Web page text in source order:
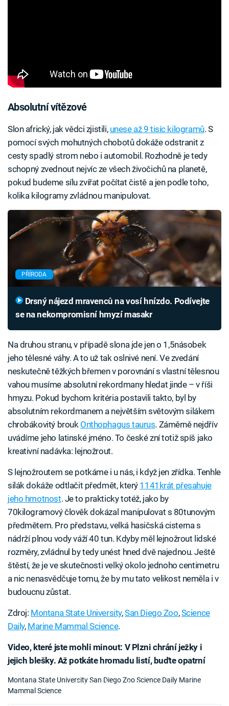
Absolutní vítězové
Slon africký, jak vědci zjistili, unese až 9 tisíc kilogramů. S
pomocí svých mohutných chobotů dokáže odstranit z
cesty spadlý strom nebo i automobil. Rozhodně je tedy
schopný zvednout nejvíc ze všech živočichů na planetě,
pokud budeme sílu zvířat počítat čistě a jen podle toho,
kolika kilogramy zvládnou manipulovat.
PŘÍRODA
se na nekompromisní hmyzí masakr
Na druhou stranu, v případě slona jde jen o 1,5násobek
jeho tělesné váhy. A to už tak oslnivé není. Ve zvedání
neskutečně těžkých břemen v porovnání s vlastní tělesnou
vahou musíme absolutní rekordmany hledat jinde – v říši
hmyzu. Pokud bychom kritéria postavili takto, byl by
absolutním rekordmanem a největším světovým silákem
chrobákovitý brouk Onthophagus taurus. Záměrně nejdřív
uvádíme jeho latinské jméno. To české zní totiž spíš jako
kreativní nadávka: lejnožrout.
S lejnožroutem se potkáme i u nás, i když jen zřídka. Tenhle
silák dokáže odtlačit předmět, který 1141krát přesahuje
jeho hmotnost. Je to prakticky totéž, jako by
70kilogramový člověk dokázal manipulovat s 80tunovým
předmětem. Pro představu, velká hasičská cisterna s
nádrží plnou vody váží 40 tun. Kdyby měl lejnožrout lidské
rozměry, zvládnul by tedy unést hned dvě najednou. Ještě
štěstí, že je ve skutečnosti velký okolo jednoho centimetru
a nic nenasvědčuje tomu, že by mu tato velikost neměla i v
budoucnu zůstat.
Zdroj: Montana State University,San Diego Zoo,Science
Daily, Marine Mammal Science.
Video, které jste mohli minout: V Plzni chrání ježky i
jejich blešky. Až potkáte hromadu listí, buďte opatrní
Failed to fetch
Montana State University San Diego ZooScience Daily Marine
Mammal Science